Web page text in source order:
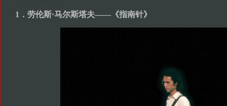
1．劳伦斯·马尔斯塔夫——《指南针》